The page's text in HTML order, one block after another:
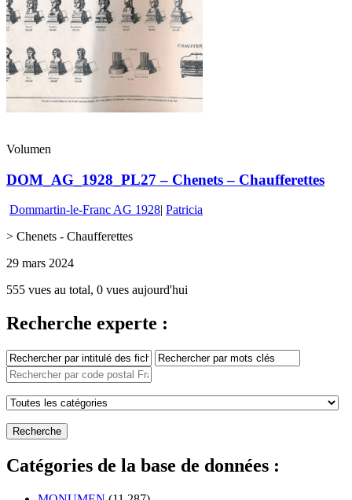
Volumen
DOM_AG_1928_PL27 – Chenets – Chaufferettes
Dommartin-le-Franc AG 1928| Patricia
> Chenets - Chaufferettes
29 mars 2024
555 vues au total, 0 vues aujourd'hui
Recherche experte :
Catégories de la base de données :